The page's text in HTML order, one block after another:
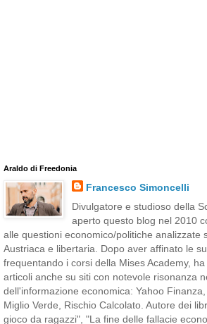
Araldo di Freedonia
Francesco Simoncelli
Divulgatore e studioso della
aperto questo blog nel 2010
alle questioni economico/politiche analizzate
Austriaca e libertaria. Dopo aver affinato le
frequentando i corsi della Mises Academy,
articoli anche su siti con notevole risonanza
dell'informazione economica: Yahoo
Miglio Verde, Rischio Calcolato. Autore dei
gioco da ragazzi", "La fine delle fallacie